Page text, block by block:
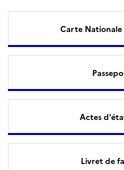
Carte
Actes
Livret de